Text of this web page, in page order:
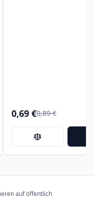
0,69 €0,89 €
auf öffentlich